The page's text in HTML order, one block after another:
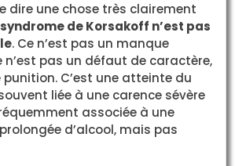
dire une chose très clairement
de Korsakoff n’est pas
. Ce n’est pas un manque
n’est pas un défaut de caractère,
punition. C’est une atteinte du
liée à une carence sévère
associée à une
d’alcool, mais pas